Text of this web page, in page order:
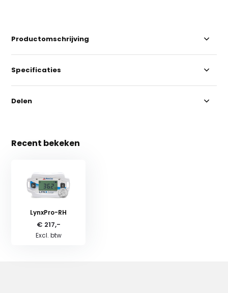
Productomschrijving
Specificaties
Delen
Recent bekeken
LynxPro-RH
€ 217,-
Excl. btw